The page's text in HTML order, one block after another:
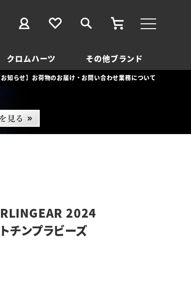
クロムハーツ その他ブランド
お知らせ】お荷物のお届け・お問い合わせ業務について
2024
ンプラビーズ